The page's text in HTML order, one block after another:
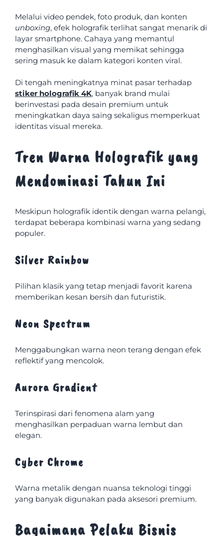
Melalui video pendek, foto produk, dan konten
unboxing, efek holografik terlihat sangat menarik di
layar smartphone. Cahaya yang memantul
menghasilkan visual yang memikat sehingga
sering masuk ke dalam kategori konten viral.
Di tengah meningkatnya minat pasar terhadap
stiker holografik 4K, banyak brand mulai
berinvestasi pada desain premium untuk
meningkatkan daya saing sekaligus memperkuat
identitas visual mereka.
Tren Warna Holografik yang
Mendominasi Tahun Ini
Meskipun holografik identik dengan warna pelangi,
terdapat beberapa kombinasi warna yang sedang
populer.
Silver Rainbow
Pilihan klasik yang tetap menjadi favorit karena
memberikan kesan bersih dan futuristik.
Neon Spectrum
Menggabungkan warna neon terang dengan efek
reflektif yang mencolok.
Aurora Gradient
Terinspirasi dari fenomena alam yang
menghasilkan perpaduan warna lembut dan
elegan.
Cyber Chrome
Warna metalik dengan nuansa teknologi tinggi
yang banyak digunakan pada aksesori premium.
Bagaimana Pelaku Bisnis